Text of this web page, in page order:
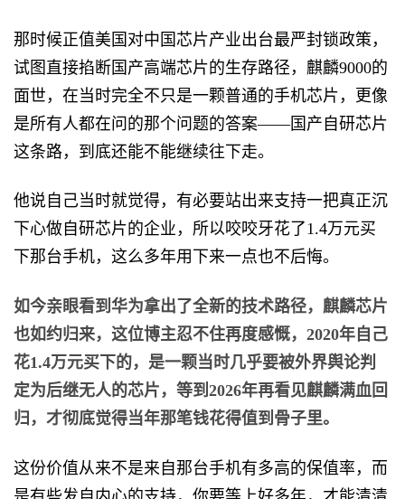
那时候正值美国对中国芯片产业出台最严封锁政策，
试图直接掐断国产高端芯片的生存路径，麒麟9000的
面世，在当时完全不只是一颗普通的手机芯片，更像
是所有人都在问的那个问题的答案——国产自研芯片
这条路，到底还能不能继续往下走。
他说自己当时就觉得，有必要站出来支持一把真正沉
下心做自研芯片的企业，所以咬咬牙花了1.4万元买
下那台手机，这么多年用下来一点也不后悔。
如今亲眼看到华为拿出了全新的技术路径，麒麟芯片
也如约归来，这位博主忍不住再度感慨，2020年自己
花1.4万元买下的，是一颗当时几乎要被外界舆论判
定为后继无人的芯片，等到2026年再看见麒麟满血回
归，才彻底觉得当年那笔钱花得值到骨子里。
这份价值从来不是来自那台手机有多高的保值率，而